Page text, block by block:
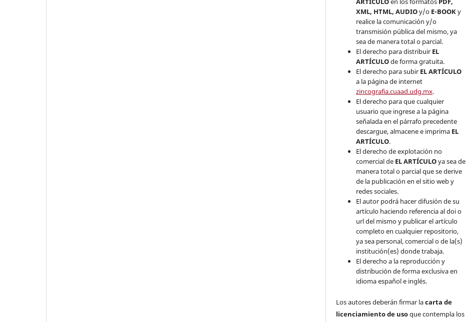
XML, HTML, AUDIOy/o E-BOOKy
realice la comunicación y/o
transmisión pública del mismo, ya
sea de manera total o parcial.
El derecho para distribuir EL
ARTÍCULOde forma gratuita.
El derecho para subir EL ARTÍCULO
a la página de internet
zincografia.cuaad.udg.mx.
El derecho para que cualquier
usuario que ingrese a la página
señalada en el párrafo precedente
descargue, almacene e imprima EL
ARTÍCULO.
El derecho de explotación no
comercial de EL ARTÍCULOya sea de
manera total o parcial que se derive
de la publicación en el sitio web y
redes sociales.
El autor podrá hacer difusión de su
artículo haciendo referencia al doi o
url del mismo y publicar el artículo
completo en cualquier repositorio,
ya sea personal, comercial o de la(s)
institución(es) donde trabaja.
El derecho a la reproducción y
distribución de forma exclusiva en
idioma español e inglés.
Los autores deberán firmar lacarta de
licenciamiento de usoque contempla los